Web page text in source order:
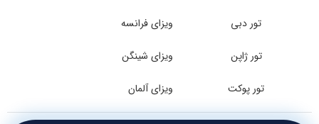
تور دبی
تور ژاپن
تور پوکت
ویزای فرانسه
ویزای شینگن
ویزای آلمان